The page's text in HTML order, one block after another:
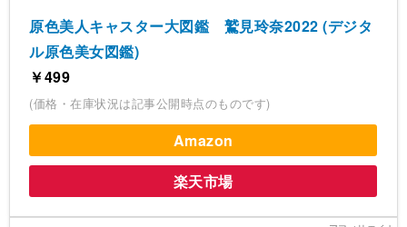
原色美人キャスター大図鑑 鷲見玲奈2022 (デジタ
ル原色美女図鑑)
￥499
(価格・在庫状況は記事公開時点のものです)
Amazon
楽天市場